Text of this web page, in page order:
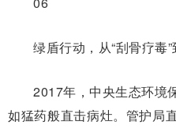
绿盾行动，从“刮骨疗毒
2017年，中央生态环境
如猛药般直击病灶。管护局